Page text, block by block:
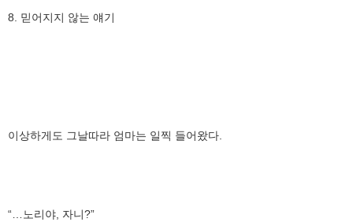
8. 믿어지지 않는 얘기
이상하게도 그날따라 엄마는 일찍 들어왔다.
“…노리야, 자니?”